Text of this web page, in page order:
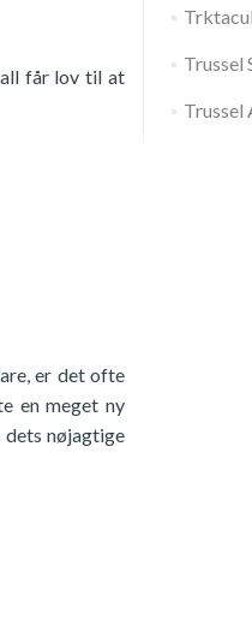
får lov til at
er det ofte
en meget ny
nøjagtige
Trussel
Trussel